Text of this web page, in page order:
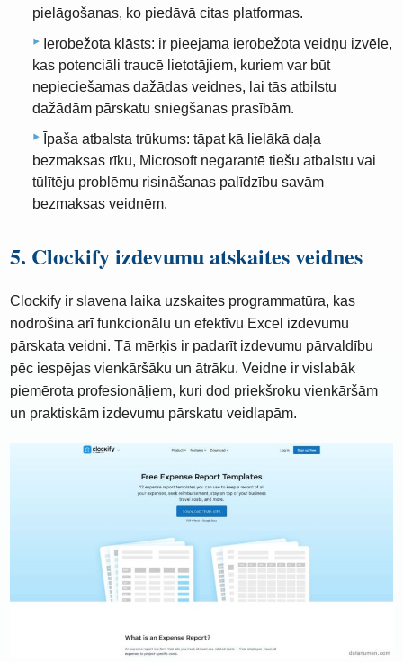
pielāgošanas, ko piedāvā citas platformas.
Ierobežota klāsts: ir pieejama ierobežota veidņu izvēle,
kas potenciāli traucē lietotājiem, kuriem var būt
nepieciešamas dažādas veidnes, lai tās atbilstu
dažādām pārskatu sniegšanas prasībām.
Īpaša atbalsta trūkums: tāpat kā lielākā daļa
bezmaksas rīku, Microsoft negarantē tiešu atbalstu vai
tūlītēju problēmu risināšanas palīdzību savām
bezmaksas veidnēm.
5. Clockify izdevumu atskaites veidnes
Clockify ir slavena laika uzskaites programmatūra, kas
nodrošina arī funkcionālu un efektīvu Excel izdevumu
pārskata veidni. Tā mērķis ir padarīt izdevumu pārvaldību
pēc iespējas vienkāršāku un ātrāku. Veidne ir vislabāk
piemērota profesionāļiem, kuri dod priekšroku vienkāršām
un praktiskām izdevumu pārskatu veidlapām.